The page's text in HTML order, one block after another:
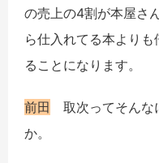
の売上の4割が本屋さ
ら仕入れてる本より
ることになります。
前田 取次ってそんな
か。